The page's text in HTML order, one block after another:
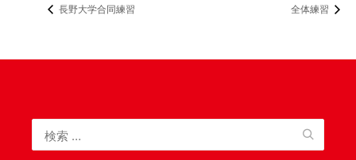
長野大学合同練習 全体練習